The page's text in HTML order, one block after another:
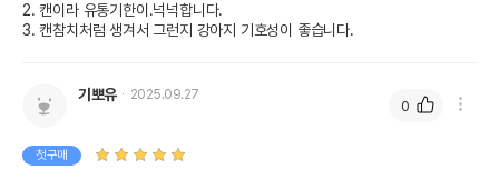
2. 캔이라 유통기한이.넉넉합니다.
3. 캔참치처럼 생겨서 그런지 강아지 기호성이 좋습니다.
기뽀유 2025.09.27
첫구매
0